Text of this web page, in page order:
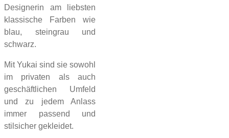
Designerin am liebsten
klassische Farben wie
blau, steingrau und
schwarz.
Mit Yukai sind sie sowohl
im privaten als auch
geschäftlichen Umfeld
und zu jedem Anlass
immer passend und
stilsicher gekleidet.